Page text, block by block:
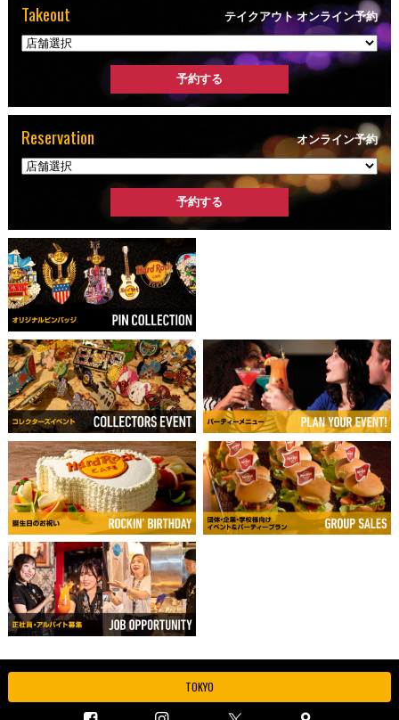
Takeout テイクアウト オンライン予約
Reservation オンライン予約
TOKYO